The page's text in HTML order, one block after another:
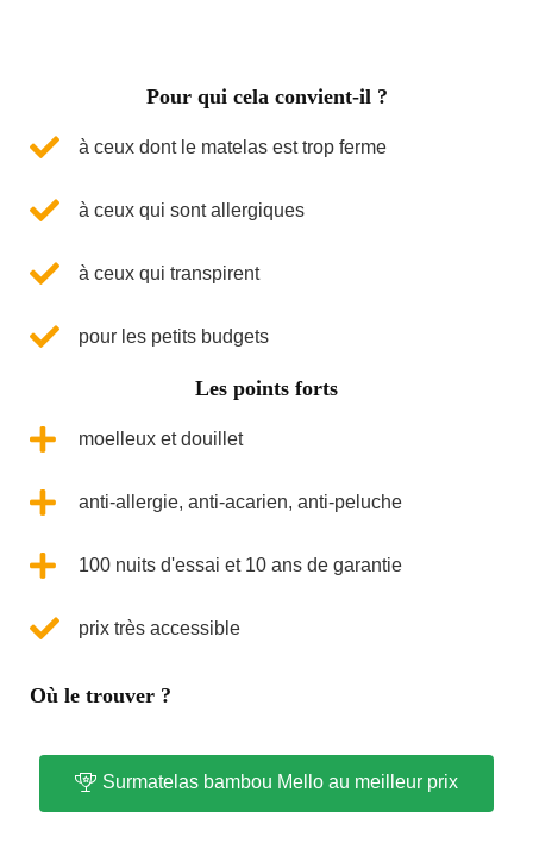
Pour qui cela convient-il ?
à ceux dont le matelas est trop ferme
à ceux qui sont allergiques
à ceux qui transpirent
pour les petits budgets
Les points forts
moelleux et douillet
anti-allergie, anti-acarien, anti-peluche
100 nuits d'essai et 10 ans de garantie
prix très accessible
Où le trouver ?
Surmatelas bambou Mello au meilleur prix